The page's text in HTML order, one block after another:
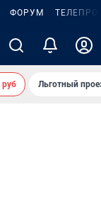
ФОРУМ
Льготный